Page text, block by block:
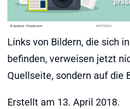
Links von Bildern, die sich
befinden, verweisen jetzt
Quellseite, sondern auf die
Erstellt am 13. April 2018.